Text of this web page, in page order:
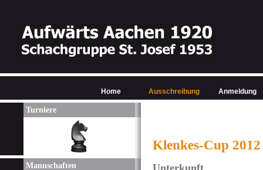
Turniere
Mannschaften
Klenkes-Cup
Unterkunft
Home Ausschreibung Anmeldung